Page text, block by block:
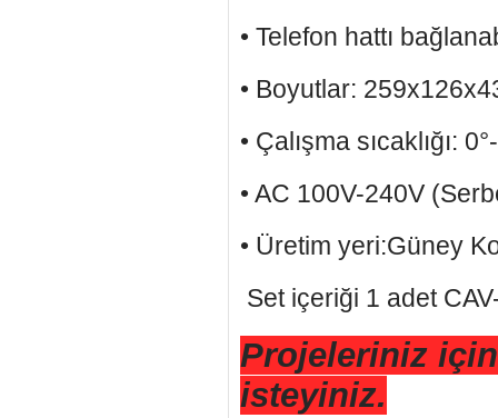
• Telefon hattı
• Boyutlar:
• Çalışma sıcaklığı:
• AC 100V-240V
• Üretim yeri:Güney
Set içeriği 1 adet
Projeleriniz
isteyiniz.